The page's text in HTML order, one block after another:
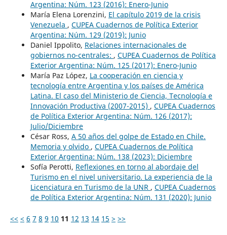
Argentina: Núm. 123 (2016): Enero-Junio
María Elena Lorenzini, El capítulo 2019 de la crisis
Venezuela , CUPEA Cuadernos de Política Exterior
Argentina: Núm. 129 (2019): Junio
Daniel Ippolito, Relaciones internacionales de
gobiernos no-centrales: , CUPEA Cuadernos de Política
Exterior Argentina: Núm. 125 (2017): Enero-Junio
María Paz López, La cooperación en ciencia y
tecnología entre Argentina y los países de América
Latina. El caso del Ministerio de Ciencia, Tecnología e
Innovación Productiva (2007-2015) , CUPEA Cuadernos
de Política Exterior Argentina: Núm. 126 (2017):
Julio/Diciembre
César Ross, A 50 años del golpe de Estado en Chile.
Memoria y olvido , CUPEA Cuadernos de Política
Exterior Argentina: Núm. 138 (2023): Diciembre
Sofía Perotti, Reflexiones en torno al abordaje del
Turismo en el nivel universitario. La experiencia de la
Licenciatura en Turismo de la UNR , CUPEA Cuadernos
de Política Exterior Argentina: Núm. 131 (2020): Junio
<< < 6 7 8 9 10 11 12 13 14 15 > >>